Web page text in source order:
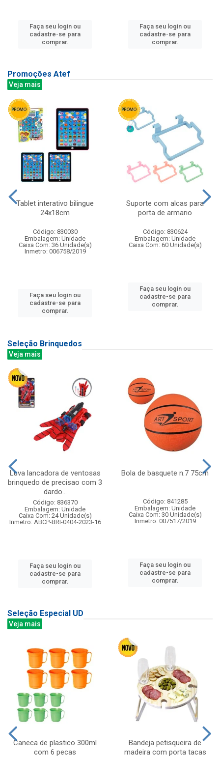
Faça seu login ou
cadastre-se para
comprar.
Faça seu login ou
cadastre-se para
comprar.
Promoções Atef
Veja mais
Tablet interativo bilingue
24x18cm
Código: 830030
Embalagem: Unidade
Caixa Com: 36 Unidade(s)
Inmetro: 006758/2019
Faça seu login ou
cadastre-se para
comprar.
Suporte com alcas para
porta de armario
Código: 830624
Embalagem: Unidade
Caixa Com: 60 Unidade(s)
Faça seu login ou
cadastre-se para
comprar.
Seleção Brinquedos
Veja mais
Luva lancadora de ventosas
brinquedo de precisao com 3
dardo...
Código: 836370
Embalagem: Unidade
Caixa Com: 24 Unidade(s)
Inmetro: ABCP-BRI-0404-2023-16
Faça seu login ou
cadastre-se para
comprar.
Bola de basquete n.7 75cm
Código: 841285
Embalagem: Unidade
Caixa Com: 30 Unidade(s)
Inmetro: 007517/2019
Faça seu login ou
cadastre-se para
comprar.
Seleção Especial UD
Veja mais
Caneca de plastico 300ml
com 6 pecas
Bandeja petisqueira de
madeira com porta tacas